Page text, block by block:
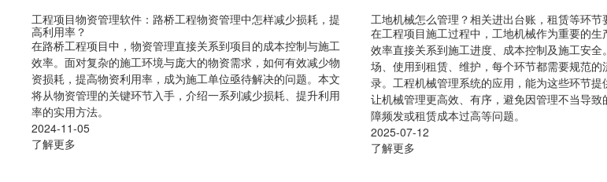
工程项目物资管理软件：路桥工程物资管理中怎样减少损耗，提
高利用率？
在路桥工程项目中，物资管理直接关系到项目的成本控制与施工
效率。面对复杂的施工环境与庞大的物资需求，如何有效减少物
资损耗，提高物资利用率，成为施工单位亟待解决的问题。本文
将从物资管理的关键环节入手，介绍一系列减少损耗、提升利用
率的实用方法。
2024-11-05
了解更多
工地机械怎么管理？相关进出台账，租赁等环节
在工程项目施工过程中，工地机械作为重要的生
效率直接关系到施工进度、成本控制及施工安全
场、使用到租赁、维护，每个环节都需要规范的
录。工程机械管理系统的应用，能为这些环节提
让机械管理更高效、有序，避免因管理不当导致
障频发或租赁成本过高等问题。
2025-07-12
了解更多